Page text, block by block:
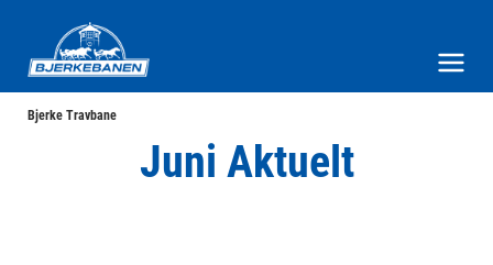
Bjerke Travbane
Juni Aktuelt